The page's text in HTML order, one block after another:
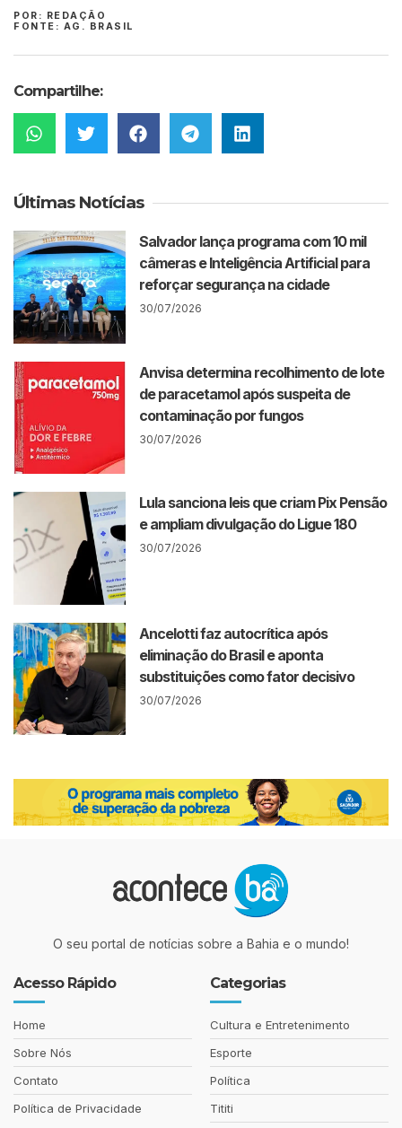
POR: REDAÇÃO
FONTE: AG. BRASIL
Compartilhe:
Últimas Notícias
Salvador lança programa com 10 mil
câmeras e Inteligência Artificial para
reforçar segurança na cidade
30/07/2026
Anvisa determina recolhimento de lote
de paracetamol após suspeita de
contaminação por fungos
30/07/2026
Lula sanciona leis que criam Pix Pensão
e ampliam divulgação do Ligue 180
30/07/2026
Ancelotti faz autocrítica após
eliminação do Brasil e aponta
substituições como fator decisivo
30/07/2026
O seu portal de notícias sobre a Bahia e o mundo!
Acesso Rápido
Home
Sobre Nós
Contato
Política de Privacidade
Categorias
Cultura e Entretenimento
Esporte
Política
Tititi